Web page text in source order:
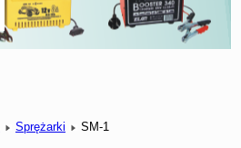
Sprężarki SM-1